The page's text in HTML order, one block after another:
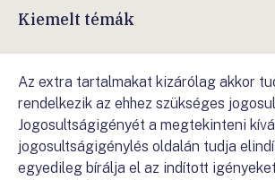
Kiemelt témák
Az extra tartalmakat kizárólag akkor
rendelkezik az ehhez szükséges
Jogosultságigényét a megtekinteni
jogosultságigénylés oldalán tudja
egyedileg bírálja el az indított